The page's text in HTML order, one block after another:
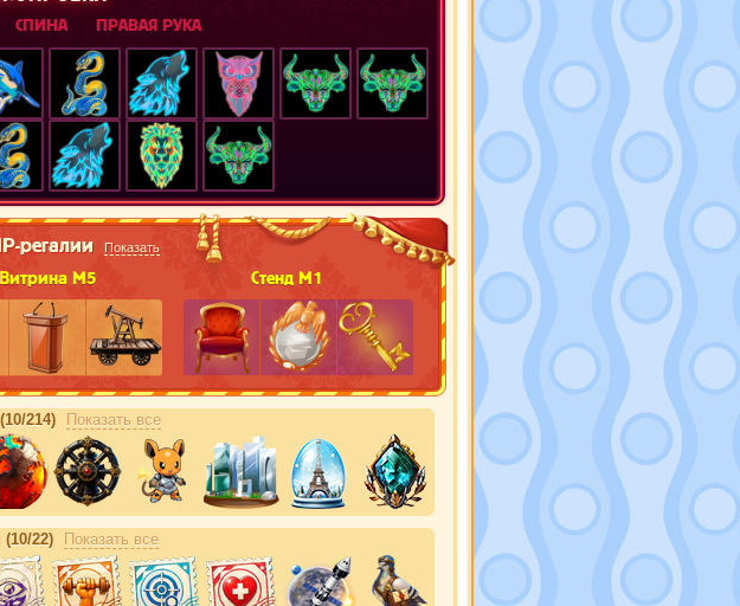
СПИНА ПРАВАЯ РУКА
регалии Показать
Витрина М5 Стенд М1
214) Показать все
(10/22) Показать все